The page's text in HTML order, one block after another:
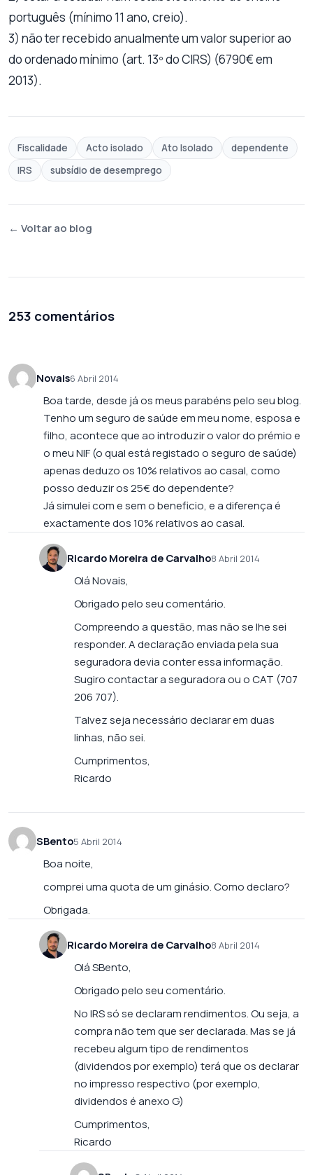
português (mínimo 11 ano, creio).
3) não ter recebido anualmente um valor superior ao
do ordenado mínimo (art. 13º do CIRS) (6790€ em
2013).
Fiscalidade Acto isolado Ato Isolado
dependente
IRS
subsídio de desemprego
← Voltar ao blog
253 comentários
Novais6 Abril 2014
Boa tarde, desde já os meus parabéns pelo seu blog.
Tenho um seguro de saúde em meu nome, esposa e
filho, acontece que ao introduzir o valor do prémio e
o meu NIF (o qual está registado o seguro de saúde)
apenas deduzo os 10% relativos ao casal, como
posso deduzir os 25€ do dependente?
Já simulei com e sem o beneficio, e a diferença é
exactamente dos 10% relativos ao casal.
Ricardo Moreira de Carvalho8 Abril 2014
Olá Novais,
Obrigado pelo seu comentário.
Compreendo a questão, mas não se lhe sei
responder. A declaração enviada pela sua
seguradora devia conter essa informação.
Sugiro contactar a seguradora ou o CAT (707
206 707).
Talvez seja necessário declarar em duas
linhas, não sei.
Cumprimentos,
Ricardo
SBento5 Abril 2014
Boa noite,
comprei uma quota de um ginásio. Como declaro?
Obrigada.
Ricardo Moreira de Carvalho8 Abril 2014
Olá SBento,
Obrigado pelo seu comentário.
No IRS só se declaram rendimentos. Ou seja, a
compra não tem que ser declarada. Mas se já
recebeu algum tipo de rendimentos
(dividendos por exemplo) terá que os declarar
no impresso respectivo (por exemplo,
dividendos é anexo G)
Cumprimentos,
Ricardo